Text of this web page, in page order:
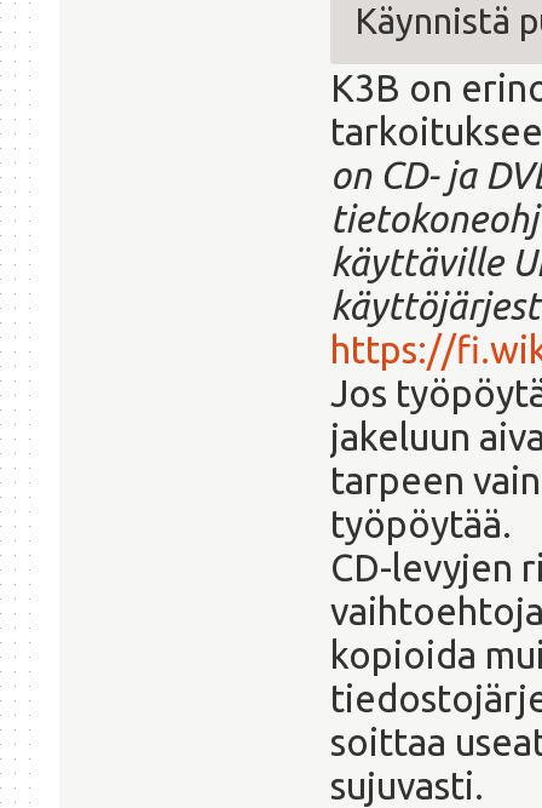
Käynnistä
K3B on
on CD- ja
käyttäville
https://
Jos
jakeluun
tarpeen
työpöytää.
CD-levyjen
kopioida
soittaa
sujuvasti.